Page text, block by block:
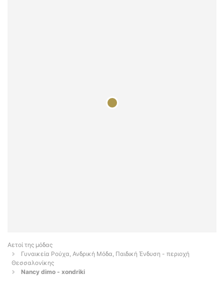
Αετοί της μόδας
Γυναικεία Ρούχα, Ανδρική Μόδα, Παιδική Ένδυση - περιοχή
Θεσσαλονίκης
Nancy dimo - xondriki